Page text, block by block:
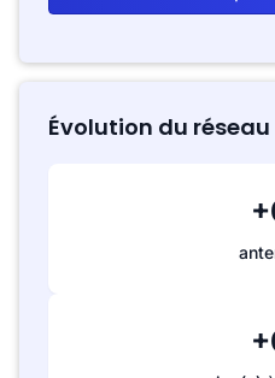
Évolution du réseau